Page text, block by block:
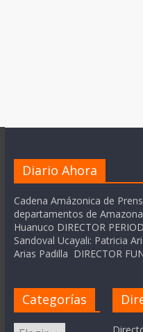
Diario Ahora
Cadena Amázonica de
departamentos de
Huanuco DIRECTOR
Sandoval Ucayali: Patricia
Arias Padilla DIRECTOR
Categorías
Categorías